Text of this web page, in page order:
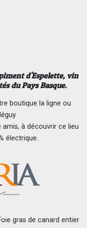
d'Espelette, vin
du Pays Basque.
boutique la ligne ou
à découvrir ce lieu
électrique.
gras de canard entier